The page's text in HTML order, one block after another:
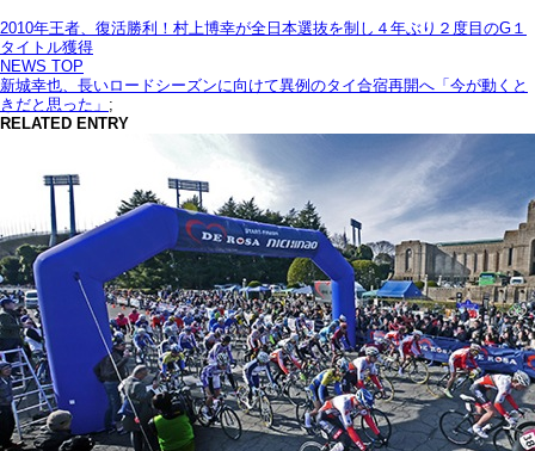
2010年王者、復活勝利！村上博幸が全日本選抜を制し４年ぶり２度目のG１
タイトル獲得
NEWS TOP
新城幸也、長いロードシーズンに向けて異例のタイ合宿再開へ「今が動くと
きだと思った」 ;
RELATED ENTRY